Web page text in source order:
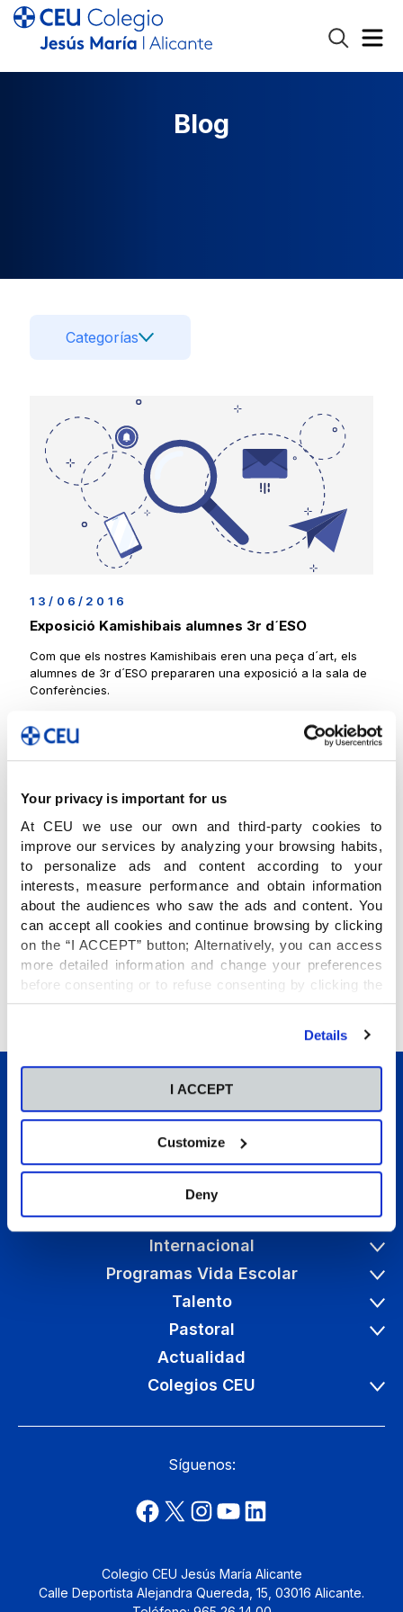
Your privacy is important for us
At CEU we use our own and third-party cookies to
improve our services by analyzing your browsing habits,
to personalize ads and content according to your
interests, measure performance and obtain information
about the audiences who saw the ads and content. You
can accept all cookies and continue browsing by clicking
on the “I ACCEPT” button; Alternatively, you can access
more detailed information and change your preferences
before consenting or to refuse consenting by clicking the
"Personalize" button. For more information you can visit
Details
I ACCEPT
Customize
Deny
Blog
Categorías
13/06/2016
Exposició Kamishibais alumnes 3r d´ESO
Com que els nostres Kamishibais eren una peça d´art, els
alumnes de 3r d´ESO prepararen una exposició a la sala de
Conferències.
Seguir leyendo
06/06/2016
El pasado viernes 27, los alumnos de 5º EP pasaron un
Conócenos
Etapas educativas
Internacional
Programas Vida Escolar
Talento
Pastoral
Actualidad
Colegios CEU
Síguenos:
Colegio CEU Jesús María Alicante
Calle Deportista Alejandra Quereda, 15, 03016 Alicante.